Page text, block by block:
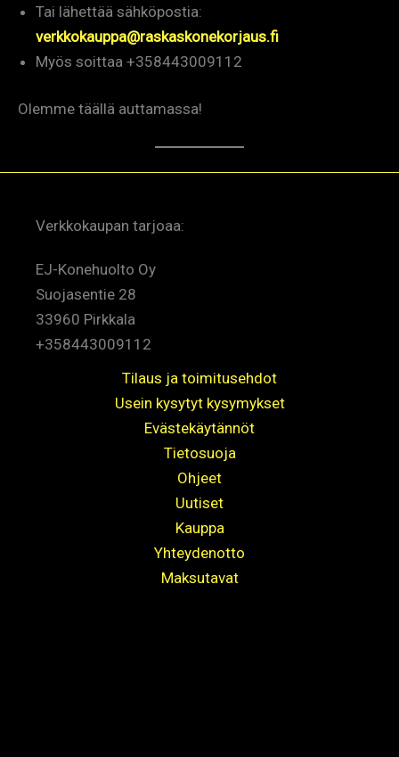
Tai lähettää sähköpostia:
verkkokauppa@raskaskonekorjaus.fi
Myös soittaa +358443009112
Olemme täällä auttamassa!
Verkkokaupan tarjoaa:
EJ-Konehuolto Oy
Suojasentie 28
33960 Pirkkala
+358443009112
Tilaus ja toimitusehdot
Usein kysytyt kysymykset
Evästekäytännöt
Tietosuoja
Ohjeet
Uutiset
Kauppa
Yhteydenotto
Maksutavat